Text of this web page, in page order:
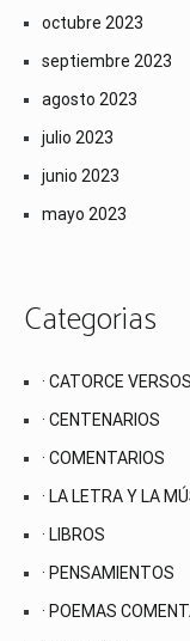
octubre 2023
septiembre 2023
agosto 2023
julio 2023
junio 2023
mayo 2023
Categorias
· CATORCE VERSOS
· CENTENARIOS
· COMENTARIOS
· LA LETRA Y LA
· LIBROS
· PENSAMIENTOS
· POEMAS